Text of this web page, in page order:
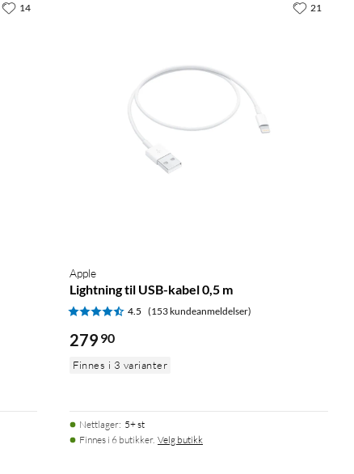
14
Apple
Lightning til USB-kabel 0,5 m
4.5 (153 kundeanmeldelser)
279 90
Finnes i 3 varianter
Nettlager: 5+ st
Finnes i 6 butikker. Velg butikk
21